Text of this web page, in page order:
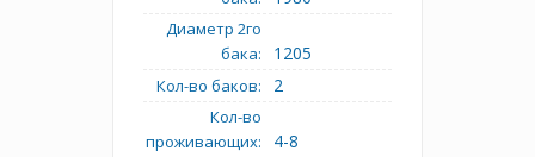
Диаметр 2го
бака:
1205
Кол-во баков: 2
Кол-во
проживающих:
4-8